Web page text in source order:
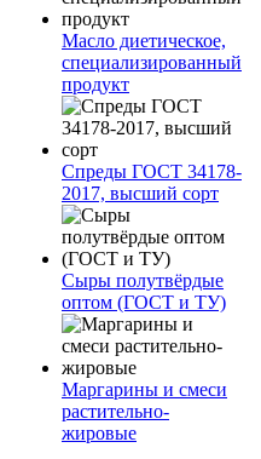
Масло диетическое,
специализированный
продукт
Спреды ГОСТ 34178-
2017, высший сорт
Сыры полутвёрдые
оптом (ГОСТ и ТУ)
Маргарины и смеси
растительно-
жировые